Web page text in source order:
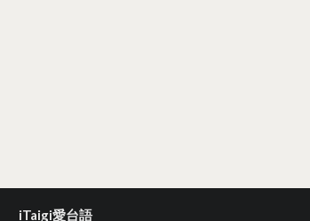
iTaigi愛台語